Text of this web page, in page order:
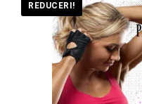
REDUCERI!